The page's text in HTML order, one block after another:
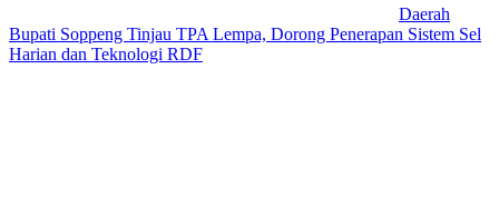
Daerah
Bupati Soppeng Tinjau TPA Lempa, Dorong Penerapan Sistem Sel
Harian dan Teknologi RDF